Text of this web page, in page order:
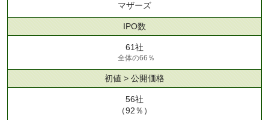
マザーズ
IPO数
61社
全体の66％
初値 > 公開価格
56社
（92％）